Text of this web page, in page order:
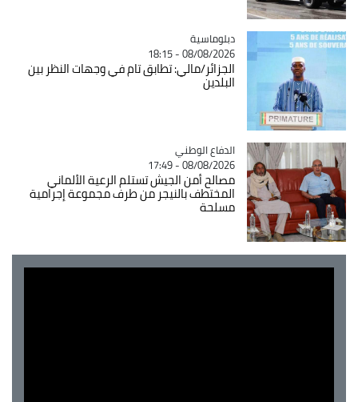
Catégorie
دبلوماسية
08/08/2026 - 18:15
الجزائر/مالي: تطابق تام في وجهات النظر بين
البلدين
Catégorie
الدفاع الوطني
08/08/2026 - 17:49
مصالح أمن الجيش تستلم الرعية الألماني
المختطف بالنيجر من طرف مجموعة إجرامية
مسلحة